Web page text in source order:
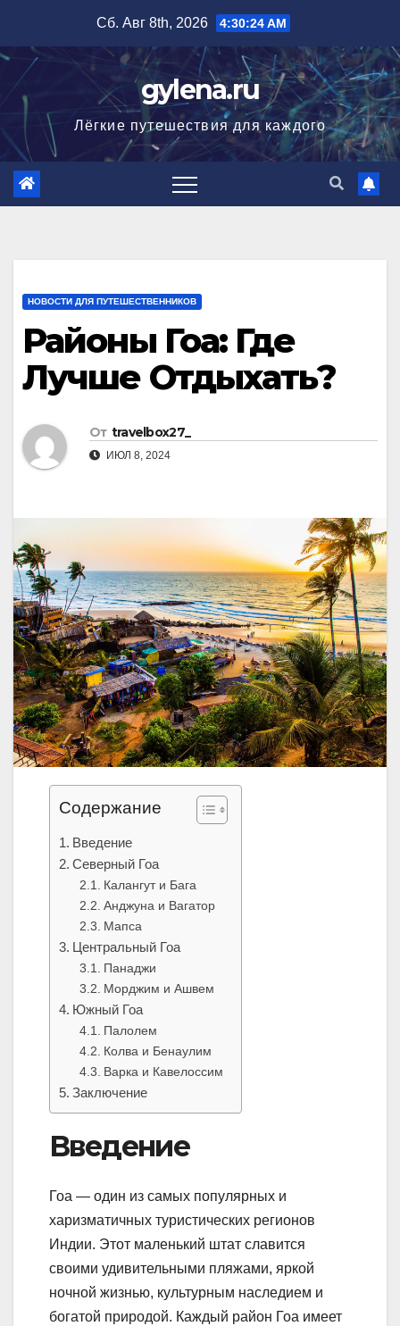
содержимому
Сб. Авг 8th, 2026 4:30:25 AM
gylena.ru
Лёгкие путешествия для каждого
НОВОСТИ ДЛЯ ПУТЕШЕСТВЕННИКОВ
Районы Гоа: Где
Лучше Отдыхать?
От travelbox27_
ИЮЛ 8, 2024
Содержание
Введение
Северный Гоа
Калангут и Бага
Анджуна и Вагатор
Мапса
Центральный Гоа
Панаджи
Морджим и Ашвем
Южный Гоа
Палолем
Колва и Бенаулим
Варка и Кавелоссим
Заключение
Введение
Гоа — один из самых популярных и
харизматичных туристических регионов
Индии. Этот маленький штат славится
своими удивительными пляжами, яркой
ночной жизнью, культурным наследием и
богатой природой. Каждый район Гоа имеет